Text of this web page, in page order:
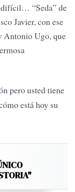
difícil… “Seda” de
Javier, con ese
Antonio Ugo, que
pero usted tiene
está hoy su